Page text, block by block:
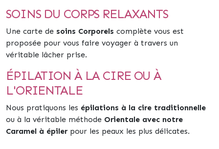
SOINS DU CORPS RELAXANTS
Une carte de soins Corporels complète vous est
proposée pour vous faire voyager à travers un
véritable lâcher prise.
ÉPILATION À LA CIRE OU À
L'ORIENTALE
Nous pratiquons les épilations à la cire traditionnelle
ou à la véritable méthode Orientale avec notre
Caramel à épiler pour les peaux les plus délicates.